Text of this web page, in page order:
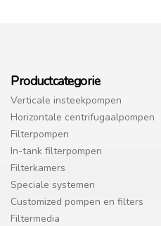
Productcategorie
Verticale insteekpompen
Horizontale centrifugaalpompen
Filterpompen
In-tank filterpompen
Filterkamers
Speciale systemen
Customized pompen en filters
Filtermedia